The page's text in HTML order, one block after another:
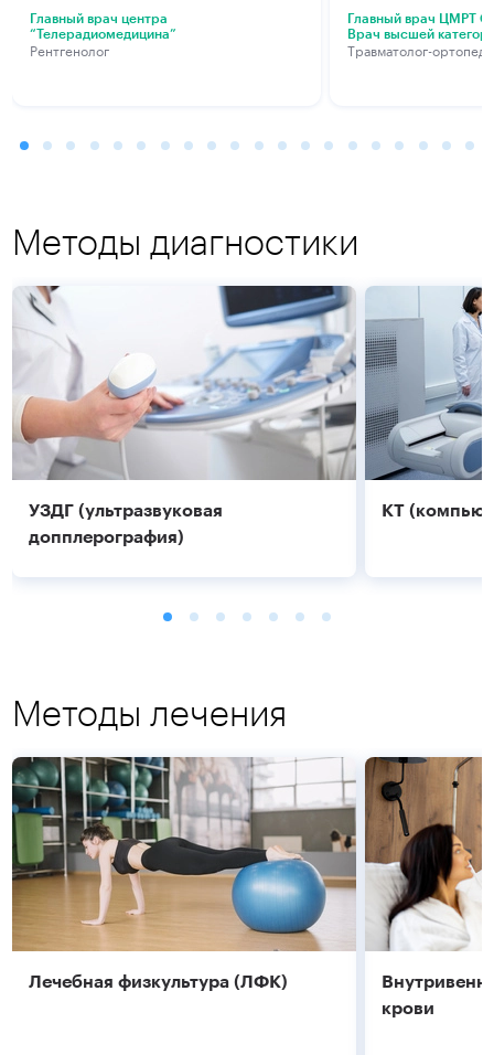
Главный врач центра
“Телерадиомедицина”
Рентгенолог
Главный врач ЦМРТ
Врач высшей
Травматолог-ортопед
Методы диагностики
УЗДГ (ультразвуковая
допплерография)
Подробнее
КТ
Подробнее
Методы лечения
Лечебная физкультура (ЛФК)
крови